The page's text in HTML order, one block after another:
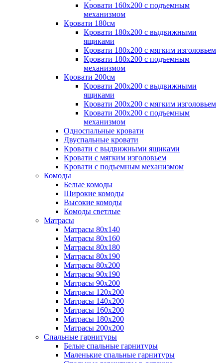
Кровати 160х200 с подъемным
механизмом
Кровати 180см
Кровати 180х200 с выдвижными
ящиками
Кровати 180х200 с мягким изголовьем
Кровати 180х200 с подъемным
механизмом
Кровати 200см
Кровати 200х200 с выдвижными
ящиками
Кровати 200х200 с мягким изголовьем
Кровати 200х200 с подъемным
механизмом
Односпальные кровати
Двуспальные кровати
Кровати с выдвижными ящиками
Кровати с мягким изголовьем
Кровати с подъемным механизмом
Комоды
Белые комоды
Широкие комоды
Высокие комоды
Комоды светлые
Матрасы
Матрасы 80х140
Матрасы 80х160
Матрасы 80х180
Матрасы 80х190
Матрасы 80х200
Матрасы 90х190
Матрасы 90х200
Матрасы 120х200
Матрасы 140х200
Матрасы 160х200
Матрасы 180х200
Матрасы 200х200
Спальные гарнитуры
Белые спальные гарнитуры
Маленькие спальные гарнитуры